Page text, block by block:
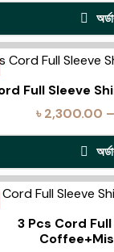
Full Sleeve
৳2,300.00 –
3 Pcs Cord